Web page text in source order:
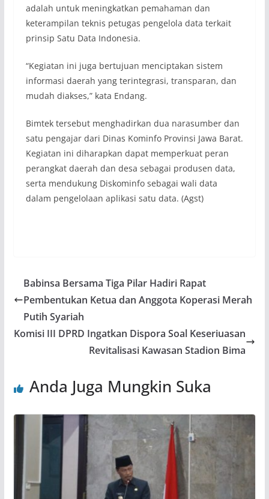
adalah untuk meningkatkan pemahaman dan
keterampilan teknis petugas pengelola data terkait
prinsip Satu Data Indonesia.
“Kegiatan ini juga bertujuan menciptakan sistem
informasi daerah yang terintegrasi, transparan, dan
mudah diakses,” kata Endang.
Bimtek tersebut menghadirkan dua narasumber dan
satu pengajar dari Dinas Kominfo Provinsi Jawa Barat.
Kegiatan ini diharapkan dapat memperkuat peran
perangkat daerah dan desa sebagai produsen data,
serta mendukung Diskominfo sebagai wali data
dalam pengelolaan aplikasi satu data. (Agst)
Babinsa Bersama Tiga Pilar Hadiri Rapat
Pembentukan Ketua dan Anggota Koperasi Merah
Putih Syariah
Komisi III DPRD Ingatkan Dispora Soal Keseriuasan
Revitalisasi Kawasan Stadion Bima
Anda Juga Mungkin Suka